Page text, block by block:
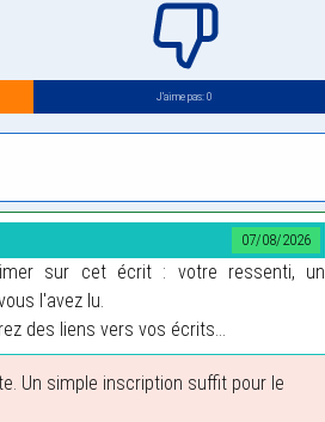
J’aime pas: 0
07/08/2026
sur cet écrit : votre ressenti, un
l'avez lu.
des liens vers vos écrits...
Un simple inscription suffit pour le